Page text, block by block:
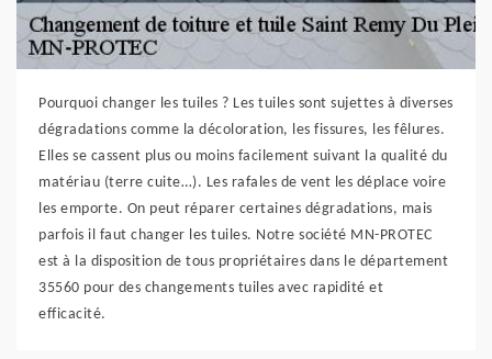
Pourquoi changer les tuiles ? Les tuiles sont sujettes à diverses
dégradations comme la décoloration, les fissures, les fêlures.
Elles se cassent plus ou moins facilement suivant la qualité du
matériau (terre cuite…). Les rafales de vent les déplace voire
les emporte. On peut réparer certaines dégradations, mais
parfois il faut changer les tuiles. Notre société MN-PROTEC
est à la disposition de tous propriétaires dans le département
35560 pour des changements tuiles avec rapidité et
efficacité.